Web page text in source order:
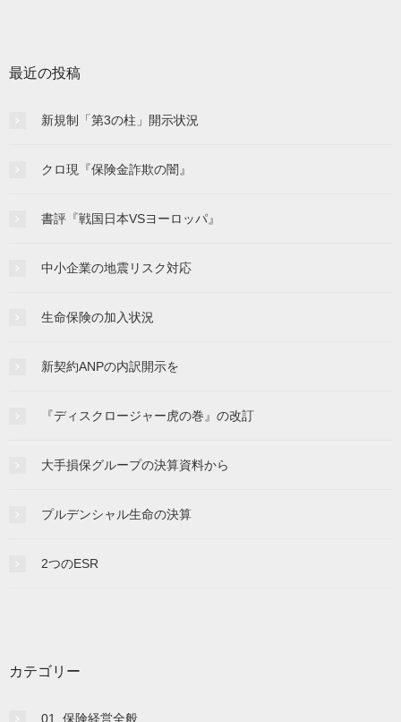
最近の投稿
新規制「第3の柱」開示状況
クロ現『保険金詐欺の闇』
書評『戦国日本VSヨーロッパ』
中小企業の地震リスク対応
生命保険の加入状況
新契約ANPの内訳開示を
『ディスクロージャー虎の巻』の改訂
大手損保グループの決算資料から
プルデンシャル生命の決算
2つのESR
カテゴリー
01. 保険経営全般